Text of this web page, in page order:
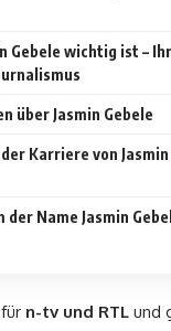
Gebele wichtig ist –
über Jasmin Gebele
Karriere von
der Name Jasmin
n-tv und RTL und